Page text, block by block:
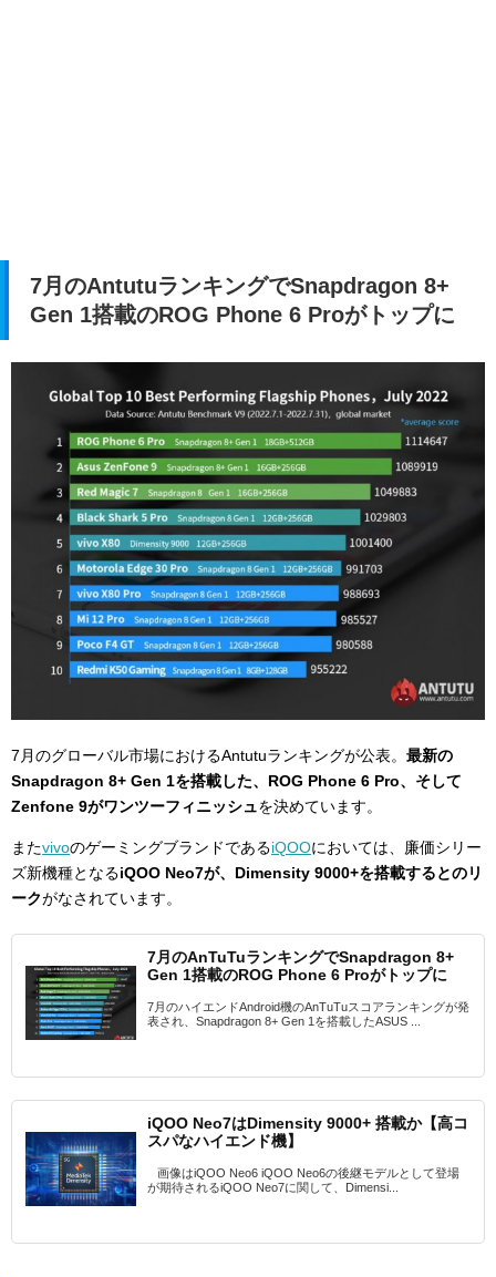
7月のAntutuランキングでSnapdragon 8+
Gen 1搭載のROG Phone 6 Proがトップに
7月のグローバル市場におけるAntutuランキングが公表。 最新の
Snapdragon 8+ Gen 1を搭載した、ROG Phone 6 Pro、そして
Zenfone 9がワンツーフィニッシュを決めています。
またvivoのゲーミングブランドであるiQOOにおいては、廉価シリー
ズ新機種となるiQOO Neo7が、Dimensity 9000+を搭載するとのリ
ークがなされています。
7月のAnTuTuランキングでSnapdragon 8+
Gen 1搭載のROG Phone 6 Proがトップに
7月のハイエンドAndroid機のAnTuTuスコアランキングが発
表され、Snapdragon 8+ Gen 1を搭載したASUS ...
iQOO Neo7はDimensity 9000+ 搭載か【高コ
スパなハイエンド機】
画像はiQOO Neo6 iQOO Neo6の後継モデルとして登場
が期待されるiQOO Neo7に関して、Dimensi...